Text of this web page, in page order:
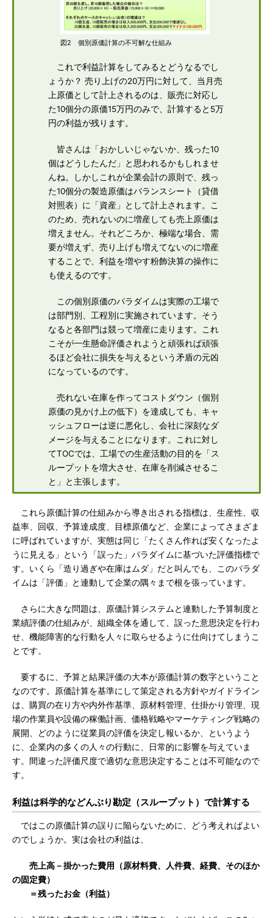
図2 個別原価計算の不可解な仕組み
これで利益計算をしてみるとどうなるでし
ょうか？ 売り上げの20万円に対して、当月売
上原価として計上されるのは、販売に対応し
た10個分の原価15万円のみで、計算すると5万
円の利益が残ります。
皆さんは「おかしいじゃないか、残った10
個はどうしたんだ」と思われるかもしれませ
んね。しかしこれが企業会計の原則で、残っ
た10個分の製造原価はバランスシート（貸借
対照表）に「資産」として計上されます。こ
のため、売れないのに増産しても売上原価は
増えません。それどころか、極端な場合、需
要が増えず、売り上げも増えてないのに増産
することで、利益を増やす粉飾決算の操作に
も使えるのです。
この個別原価のパラダイムは実際の工場で
は部門別、工程別に実施されています。そう
なると各部門は競って増産に走ります。これ
こそが一生懸命評価されようと頑張れば頑張
るほど会社に損失を与えるという矛盾の元凶
になっているのです。
売れない在庫を作ってコストダウン（個別
原価の見かけ上の低下）を達成しても、キャ
ッシュフローは逆に悪化し、会社に深刻なダ
メージを与えることになります。これに対し
てTOCでは、工場での生産活動の目的を「ス
ループットを増大させ、在庫を削減させるこ
と」と主張します。
これら原価計算の仕組みから導き出される指標は、生産性、収
益率、回収、予算達成度、目標原価など、企業によってさまざま
に呼ばれていますが、実態は同じ「たくさん作れば安くなったよ
うに見える」という「誤った」パラダイムに基づいた評価指標で
す。いくら「造り過ぎや在庫はムダ」だと叫んでも、このパラダ
イムは「評価」と連動して企業の隅々まで根を張っています。
さらに大きな問題は、原価計算システムと連動した予算制度と
業績評価の仕組みが、組織全体を通して、誤った意思決定を行わ
せ、機能障害的な行動を人々に取らせるように仕向けてしまうこ
とです。
要するに、予算と結果評価の大本が原価計算の数字ということ
なのです。原価計算を基準にして策定される方針やガイドライン
は、購買の在り方や内外作基準、原材料管理、仕掛かり管理、現
場の作業員や設備の稼働計画、価格戦略やマーケティング戦略の
展開、どのように従業員の評価を決定し報いるか、というよう
に、企業内の多くの人々の行動に、日常的に影響を与えていま
す。間違った評価尺度で適切な意思決定することは不可能なので
す。
利益は科学的などんぶり勘定（スループット）で計算する
ではこの原価計算の誤りに陥らないために、どう考えればよい
のでしょうか。実は会社の利益は、
売上高－掛かった費用（原材料費、人件費、経費、そのほか
の固定費）
＝残ったお金（利益）